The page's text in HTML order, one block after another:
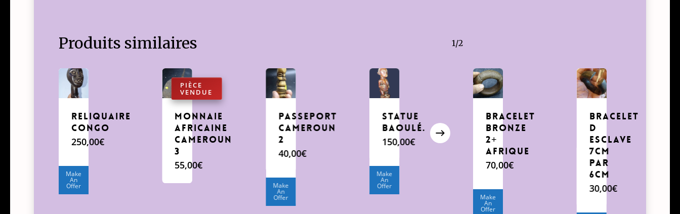
Produits similaires 1/2
Reliquaire
Congo
250,00€
Make
An
Offer
Monnaie
Africaine
Cameroun
3
55,00€
passeport
Cameroun
2
40,00€
Make
An
Offer
Statue
Baoulé.
150,00€
Make
An
Offer
Bracelet
bronze
2+
Afrique
70,00€
Make
An
Offer
bracelet
d
esclave
7cm
par
6cm
30,00€